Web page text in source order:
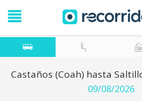
Castaños (Coah) hasta
09/08/2026